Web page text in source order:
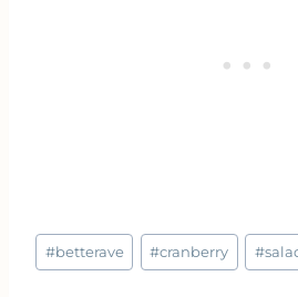
Étiquettes
de
#betterave #cranberry #